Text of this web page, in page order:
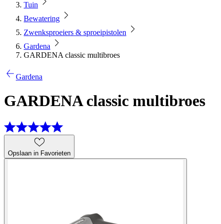
Tuin
Bewatering
Zwenksproeiers & sproeipistolen
Gardena
GARDENA classic multibroes
Gardena
GARDENA classic multibroes
Opslaan in Favorieten